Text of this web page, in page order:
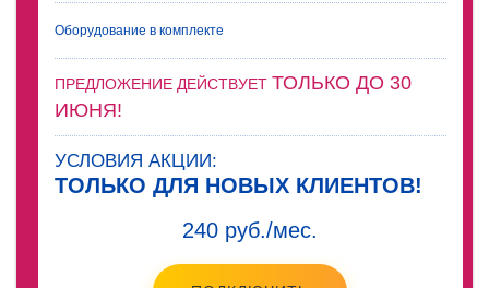
Оборудование в комплекте
ПРЕДЛОЖЕНИЕ ДЕЙСТВУЕТ ТОЛЬКО ДО 30
ИЮНЯ!
УСЛОВИЯ АКЦИИ:
ТОЛЬКО ДЛЯ НОВЫХ КЛИЕНТОВ!
240 руб./мес.